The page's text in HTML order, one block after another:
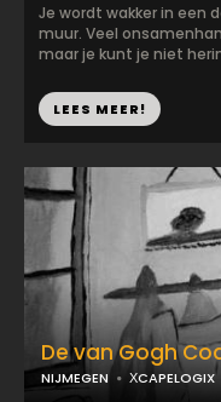
De van Gogh
NIJMEGEN ХCAPELOGIX
Je wordt wakker in een
muur. Veel
maar je kunt je niet
LEES MEER!